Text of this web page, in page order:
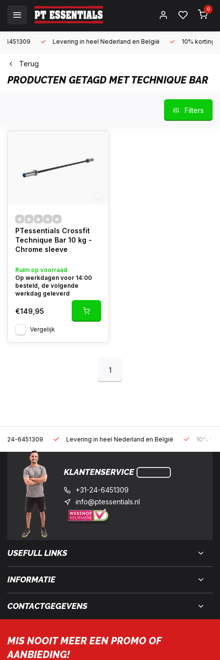
0
Levering in heel Nederland en België 10% korting met een
Terug
PRODUCTEN GETAGD MET TECHNIQUE BAR
Filters
PTessentials Crossfit
Technique Bar 10 kg -
Chrome sleeve
Ruim op voorraad
Op werkdagen voor 14:00
besteld, de volgende
werkdag geleverd
€149,95
Vergelijk
1
Levering in heel Nederland en België 10% korting met een
KLANTENSERVICE
+31-24-6451309
info@ptessentials.nl
USEFULL LINKS
INFORMATIE
CONTACTGEGEVENS
MIS NOOIT MEER EEN PROMO OF
AANBIEDING!